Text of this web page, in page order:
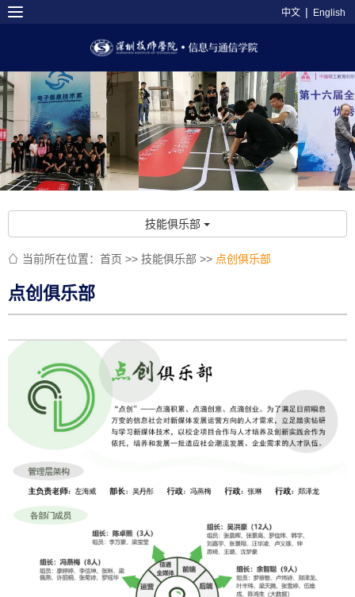
中文 | English
技能俱乐部
 当前所在位置： 首页 >> 技能俱乐部 >> 点创俱乐部
点创俱乐部